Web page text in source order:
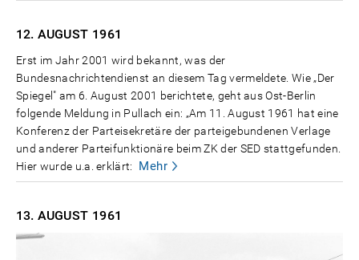
12. AUGUST 1961
Erst im Jahr 2001 wird bekannt, was der
Bundesnachrichtendienst an diesem Tag vermeldete. Wie „Der
Spiegel" am 6. August 2001 berichtete, geht aus Ost-Berlin
folgende Meldung in Pullach ein: „Am 11. August 1961 hat eine
Konferenz der Parteisekretäre der parteigebundenen Verlage
und anderer Parteifunktionäre beim ZK der SED stattgefunden.
Hier wurde u.a. erklärt:
Mehr
13. AUGUST 1961